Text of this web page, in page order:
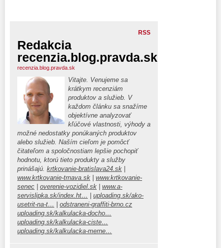
RSS
Redakcia
recenzia.blog.pravda.sk
recenzia.blog.pravda.sk
Vitajte. Venujeme sa
krátkym recenziám
produktov a služieb. V
každom článku sa snažíme
objektívne analyzovať
kľúčové vlastnosti, výhody a
možné nedostatky ponúkaných produktov
alebo služieb. Naším cieľom je pomôcť
čitateľom a spoločnostiam lepšie pochopiť
hodnotu, ktorú tieto produkty a služby
prinášajú. krtkovanie-bratislava24.sk
www.krtkovanie-trnava.sk
www.krtkovanie-
senec
overenie-vozidiel.sk
www.a-
servislipka.sk/index.ht…
uploading.sk/ako-
usetrit-na-t…
odstraneni-graffiti-brno.cz
uploading.sk/kalkulacka-docho…
uploading.sk/kalkulacka-ciste…
uploading.sk/kalkulacka-merne…